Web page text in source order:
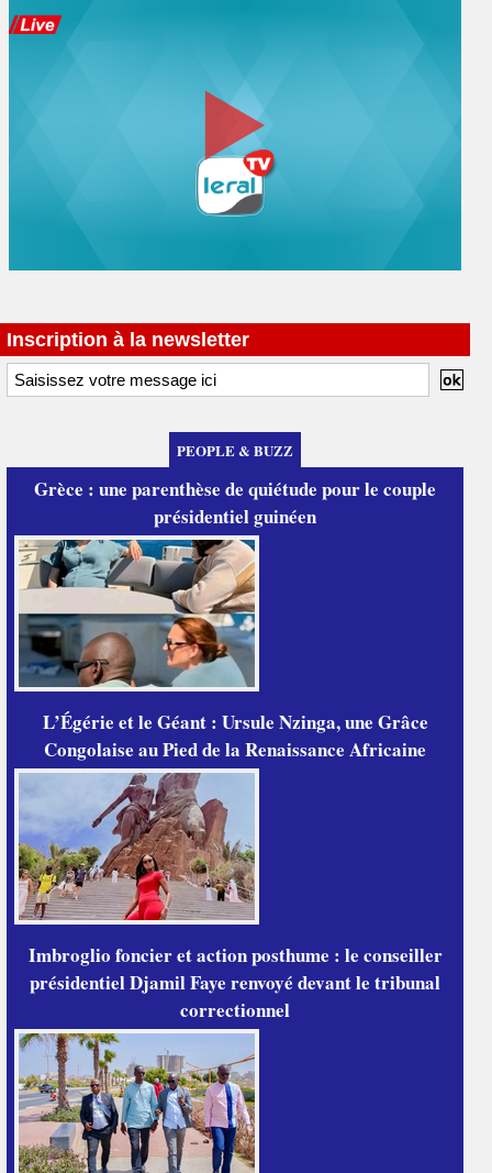
Inscription à la newsletter
PEOPLE & BUZZ
Grèce : une parenthèse de quiétude pour le couple
présidentiel guinéen
L’Égérie et le Géant : Ursule Nzinga, une Grâce
Congolaise au Pied de la Renaissance Africaine
Imbroglio foncier et action posthume : le conseiller
présidentiel Djamil Faye renvoyé devant le tribunal
correctionnel